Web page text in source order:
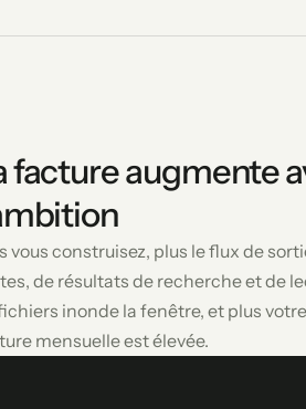
facture augmente
vous construisez, plus le flux de
de résultats de recherche et de
inonde la fenêtre, et plus votre
mensuelle est élevée.